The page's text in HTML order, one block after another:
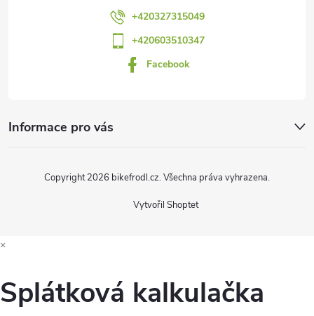
+420327315049
+420603510347
Facebook
Informace pro vás
Vytvořil Shoptet
Copyright 2026 bikefrodl.cz. Všechna práva vyhrazena.
×
Splátková kalkulačka